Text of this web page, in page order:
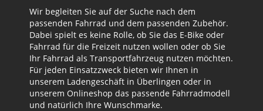
Wir begleiten Sie auf der Suche nach dem
passenden Fahrrad und dem passenden Zubehör.
Dabei spielt es keine Rolle, ob Sie das E-Bike oder
Fahrrad für die Freizeit nutzen wollen oder ob Sie
Ihr Fahrrad als Transportfahrzeug nutzen möchten.
Für jeden Einsatzzweck bieten wir Ihnen in
unserem Ladengeschäft in Überlingen oder in
unserem Onlineshop das passende Fahrradmodell
und natürlich Ihre Wunschmarke.